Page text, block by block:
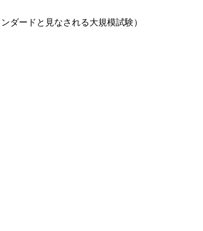
ダードと見なされる大規模試験）